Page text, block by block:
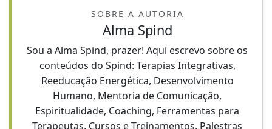
SOBRE A AUTORIA
Alma Spind
Sou a Alma Spind, prazer! Aqui escrevo sobre os
conteúdos do Spind: Terapias Integrativas,
Reeducação Energética, Desenvolvimento
Humano, Mentoria de Comunicação,
Espiritualidade, Coaching, Ferramentas para
Terapeutas, Cursos e Treinamentos, Palestras